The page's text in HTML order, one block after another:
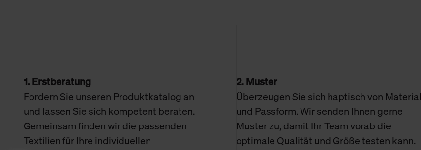
1. Erstberatung
Fordern Sie unseren Produktkatalog an
und lassen Sie sich kompetent beraten.
Gemeinsam finden wir die passenden
Textilien für Ihre individuellen
2. Muster
Überzeugen Sie sich haptisch von Material
und Passform. Wir senden Ihnen gerne
Muster zu, damit Ihr Team vorab die
optimale Qualität und Größe testen kann.